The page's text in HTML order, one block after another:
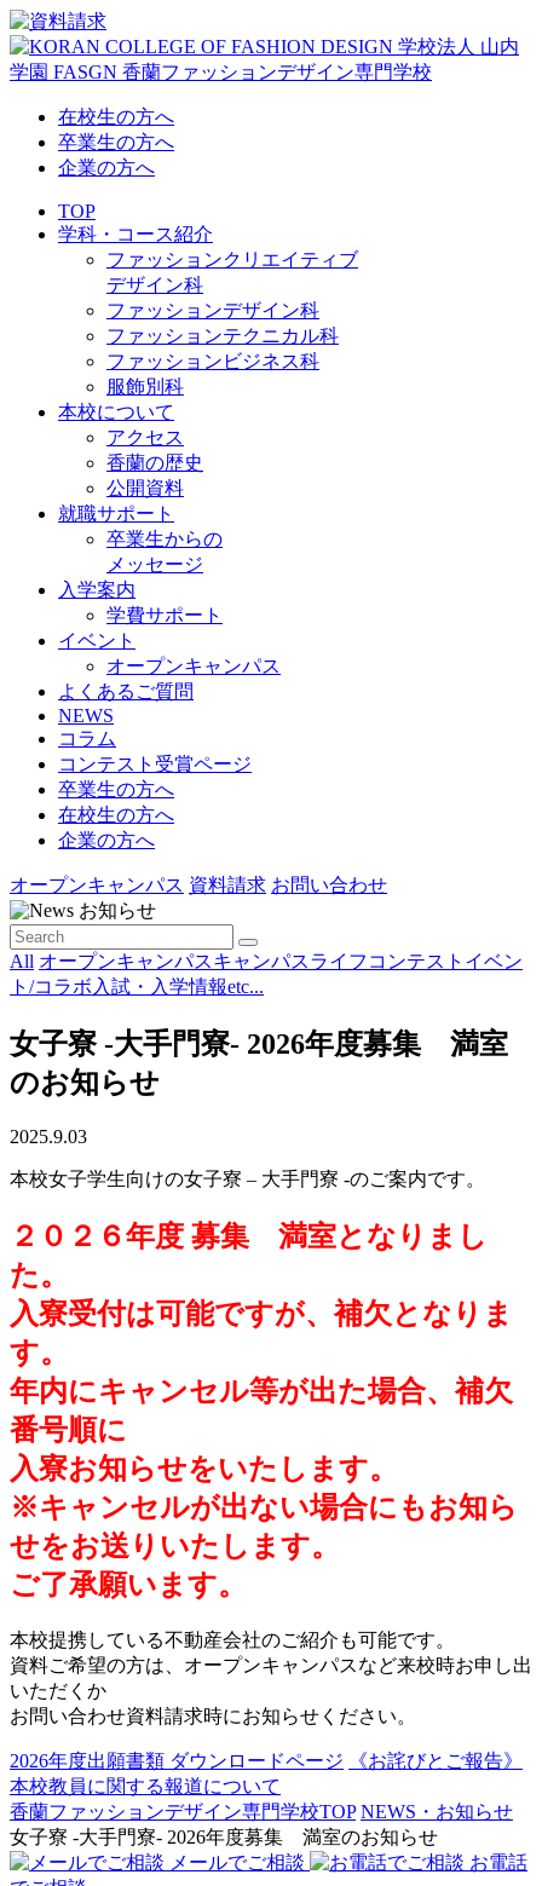
在校生の方へ
卒業生の方へ
企業の方へ
TOP
学科・コース紹介
ファッションクリエイティブ
デザイン科
ファッションデザイン科
ファッションテクニカル科
ファッションビジネス科
服飾別科
本校について
アクセス
香蘭の歴史
公開資料
就職サポート
卒業生からの
メッセージ
入学案内
学費サポート
イベント
オープンキャンパス
よくあるご質問
NEWS
コラム
コンテスト受賞ページ
卒業生の方へ
在校生の方へ
企業の方へ
オープンキャンパス 資料請求 お問い合わせ
お知らせ
All オープンキャンパスキャンパスライフ コンテスト イベン
ト/コラボ 入試・入学情報etc...
女子寮 -大手門寮- 2026年度募集 満室
のお知らせ
2025.9.03
本校女子学生向けの女子寮 – 大手門寮 -のご案内です。
２０２６年度 募集 満室となりまし
た。
入寮受付は可能ですが、補欠となりま
す。
年内にキャンセル等が出た場合、補欠
番号順に
入寮お知らせをいたします。
※キャンセルが出ない場合にもお知ら
せをお送りいたします。
ご了承願います。
本校提携している不動産会社のご紹介も可能です。
資料ご希望の方は、オープンキャンパスなど来校時お申し出
いただくか
お問い合わせ資料請求時にお知らせください。
2026年度出願書類 ダウンロードページ
《お詫びとご報告》
本校教員に関する報道について
香蘭ファッションデザイン専門学校TOP NEWS・お知らせ
女子寮 -大手門寮- 2026年度募集 満室のお知らせ
メールでご相談
お電話